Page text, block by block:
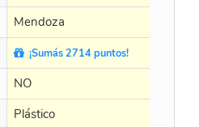
Mendoza
¡Sumás 2714 puntos!
NO
Plástico